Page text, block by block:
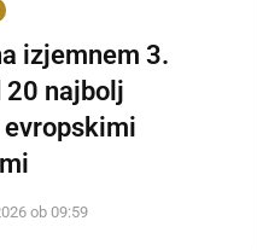
izjemnem 3.
20 najbolj
ob 09:59